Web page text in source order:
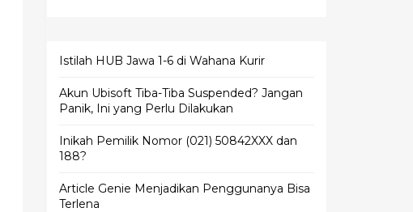
Istilah HUB Jawa 1-6 di Wahana Kurir
Akun Ubisoft Tiba-Tiba Suspended? Jangan
Panik, Ini yang Perlu Dilakukan
Inikah Pemilik Nomor (021) 50842XXX dan
188?
Article Genie Menjadikan Penggunanya Bisa
Terlena